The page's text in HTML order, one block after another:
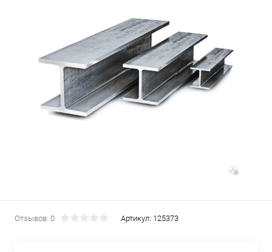
Отзывов: 0 Артикул: 125373